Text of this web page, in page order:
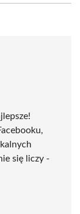
się liczy -